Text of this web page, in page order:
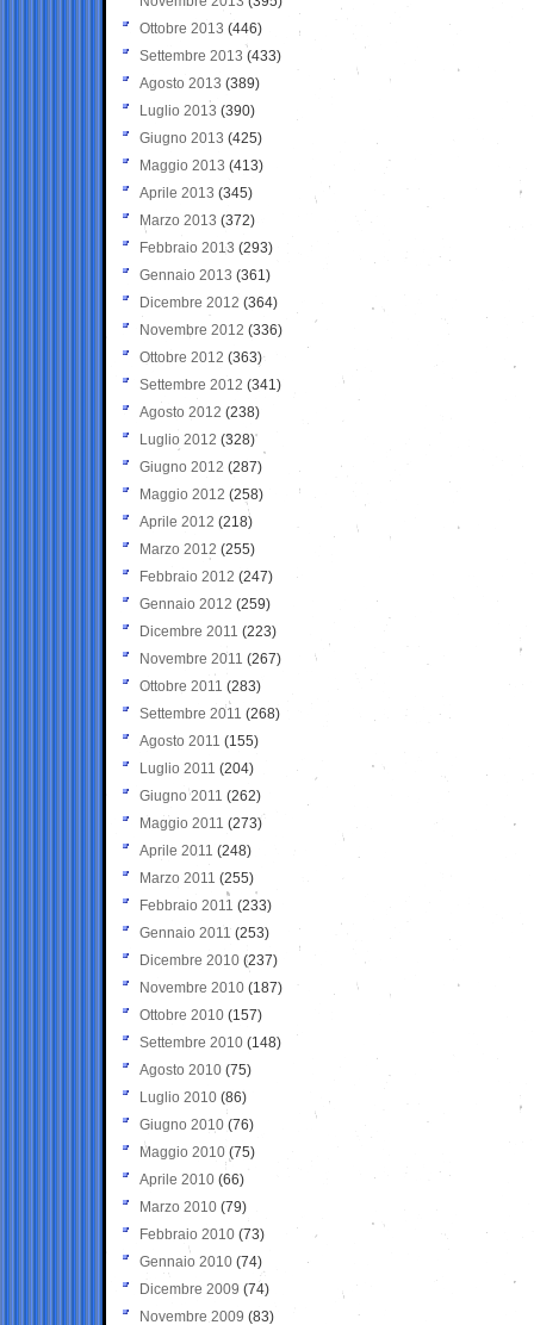
Ottobre 2013 (446)
Settembre 2013 (433)
Agosto 2013 (389)
Luglio 2013 (390)
Giugno 2013 (425)
Maggio 2013 (413)
Aprile 2013 (345)
Marzo 2013 (372)
Febbraio 2013 (293)
Gennaio 2013 (361)
Dicembre 2012 (364)
Novembre 2012 (336)
Ottobre 2012 (363)
Settembre 2012 (341)
Agosto 2012 (238)
Luglio 2012 (328)
Giugno 2012 (287)
Maggio 2012 (258)
Aprile 2012 (218)
Marzo 2012 (255)
Febbraio 2012 (247)
Gennaio 2012 (259)
Dicembre 2011 (223)
Novembre 2011 (267)
Ottobre 2011 (283)
Settembre 2011 (268)
Agosto 2011 (155)
Luglio 2011 (204)
Giugno 2011 (262)
Maggio 2011 (273)
Aprile 2011 (248)
Marzo 2011 (255)
Febbraio 2011 (233)
Gennaio 2011 (253)
Dicembre 2010 (237)
Novembre 2010 (187)
Ottobre 2010 (157)
Settembre 2010 (148)
Agosto 2010 (75)
Luglio 2010 (86)
Giugno 2010 (76)
Maggio 2010 (75)
Aprile 2010 (66)
Marzo 2010 (79)
Febbraio 2010 (73)
Gennaio 2010 (74)
Dicembre 2009 (74)
Novembre 2009 (83)